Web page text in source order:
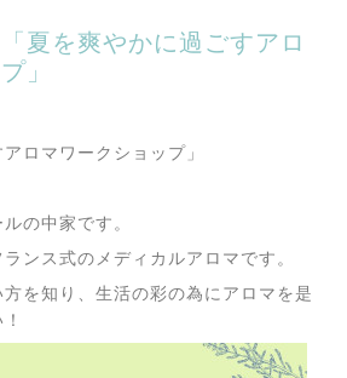
夏を爽やかに過ごすアロ
」
ロマワークショップ」
の中家です。
ンス式のメディカルアロマです。
を知り、生活の彩の為にアロマを是